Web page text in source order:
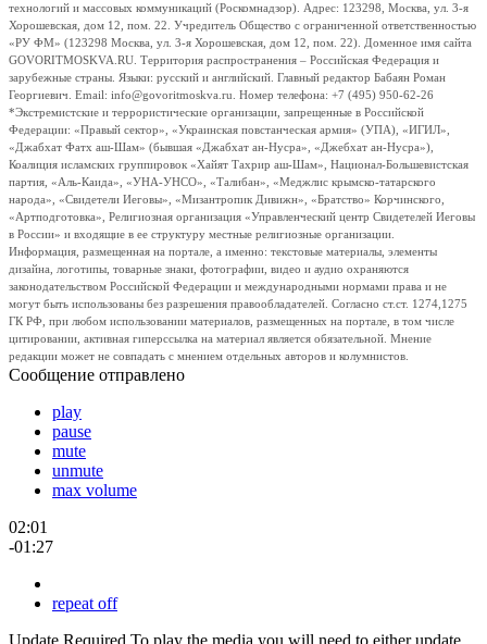
технологий и массовых коммуникаций (Роскомнадзор). Адрес: 123298, Москва, ул. 3-я
Хорошевская, дом 12, пом. 22. Учредитель Общество с ограниченной ответственностью
«РУ ФМ» (123298 Москва, ул. 3-я Хорошевская, дом 12, пом. 22). Доменное имя сайта
GOVORITMOSKVA.RU. Территория распространения – Российская Федерация и
зарубежные страны. Языки: русский и английский. Главный редактор Бабаян Роман
Георгиевич. Email: info@govoritmoskva.ru. Номер телефона: +7 (495) 950-62-26
*Экстремистские и террористические организации, запрещенные в Российской
Федерации: «Правый сектор», «Украинская повстанческая армия» (УПА), «ИГИЛ»,
«Джабхат Фатх аш-Шам» (бывшая «Джабхат ан-Нусра», «Джебхат ан-Нусра»),
Коалиция исламских группировок «Хайят Тахрир аш-Шам», Национал-Большевистская
партия, «Аль-Каида», «УНА-УНСО», «Талибан», «Меджлис крымско-татарского
народа», «Свидетели Иеговы», «Мизантропик Дивижн», «Братство» Корчинского,
«Артподготовка», Религиозная организация «Управленческий центр Свидетелей Иеговы
в России» и входящие в ее структуру местные религиозные организации.
Информация, размещенная на портале, а именно: текстовые материалы, элементы
дизайна, логотипы, товарные знаки, фотографии, видео и аудио охраняются
законодательством Российской Федерации и международными нормами права и не
могут быть использованы без разрешения правообладателей. Согласно ст.ст. 1274,1275
ГК РФ, при любом использовании материалов, размещенных на портале, в том числе
цитировании, активная гиперссылка на материал является обязательной. Мнение
редакции может не совпадать с мнением отдельных авторов и колумнистов.
Сообщение отправлено
play
pause
mute
unmute
max volume
02:01
-01:27
repeat off
Update Required To play the media you will need to either update